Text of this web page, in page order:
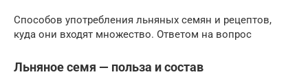
Способов употребления льняных семян и рецептов,
куда они входят множество. Ответом на вопрос
Льняное семя — польза и состав